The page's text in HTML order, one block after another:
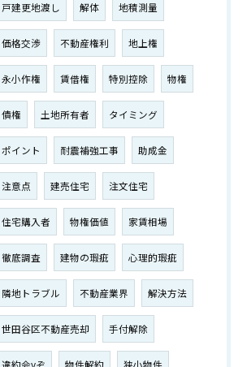
戸建更地渡し 解体 地積測量
価格交渉 不動産権利 地上権
永小作権 賃借権 特別控除 物権
債権 土地所有者 タイミング
ポイント 耐震補強工事 助成金
注意点 建売住宅 注文住宅
住宅購入者 物権価値 家賃相場
徹底調査 建物の瑕疵 心理的瑕疵
隣地トラブル 不動産業界 解決方法
世田谷区不動産売却 手付解除